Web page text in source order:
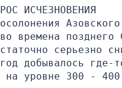
ИСЧЕЗНОВЕНИЯ
времена
серьезно
добывалось где-
на уровне 300 -